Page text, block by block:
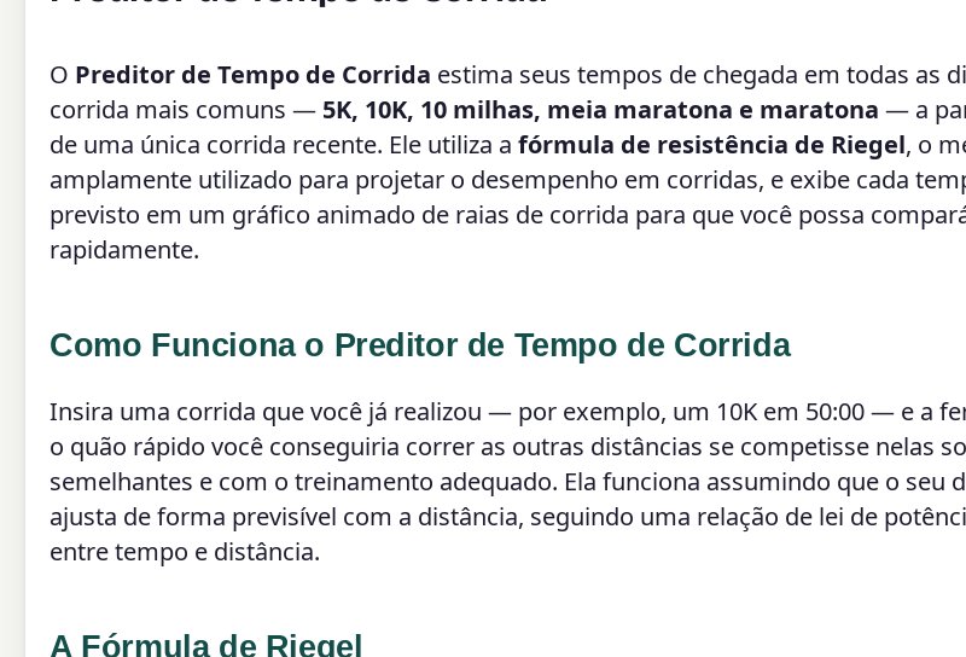
O Preditor de Tempo de Corrida estima seus tempos de chegada em todas as
corrida mais comuns — 5K, 10K, 10 milhas, meia maratona e maratona — a
de uma única corrida recente. Ele utiliza a fórmula de resistência de Riegel, o
amplamente utilizado para projetar o desempenho em corridas, e exibe cada
previsto em um gráfico animado de raias de corrida para que você possa
rapidamente.
Como Funciona o Preditor de Tempo de Corrida
Insira uma corrida que você já realizou — por exemplo, um 10K em 50:00 — e a
o quão rápido você conseguiria correr as outras distâncias se competisse nelas
semelhantes e com o treinamento adequado. Ela funciona assumindo que o seu
ajusta de forma previsível com a distância, seguindo uma relação de lei de
entre tempo e distância.
A Fórmula de Riegel